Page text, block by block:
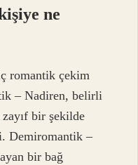
ne
romantik çekim
– Nadiren, belirli
zayıf bir şekilde
Demiromantik –
bir bağ